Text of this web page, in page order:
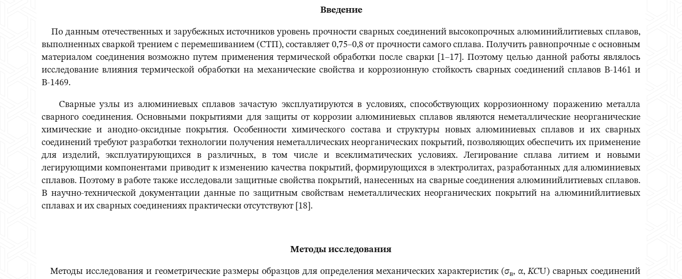
Введение
По данным отечественных и зарубежных источников уровень прочности сварных соединений высокопрочных алюминийлитиевых сплавов,
выполненных сваркой трением с перемешиванием (СТП), составляет 0,75–0,8 от прочности самого сплава. Получить равнопрочные с основным
материалом соединения возможно путем применения термической обработки после сварки [1–17]. Поэтому целью данной работы являлось
исследование влияния термической обработки на механические свойства и коррозионную стойкость сварных соединений сплавов В-1461 и
В-1469.
Сварные узлы из алюминиевых сплавов зачастую эксплуатируются в условиях, способствующих коррозионному поражению металла
сварного соединения. Основными покрытиями для защиты от коррозии алюминиевых сплавов являются неметаллические неорганические
химические и анодно-оксидные покрытия. Особенности химического состава и структуры новых алюминиевых сплавов и их сварных
соединений требуют разработки технологии получения неметаллических неорганических покрытий, позволяющих обеспечить их применение
для изделий, эксплуатирующихся в различных, в том числе и всеклиматических условиях. Легирование сплава литием и новыми
легирующими компонентами приводит к изменению качества покрытий, формирующихся в электролитах, разработанных для алюминиевых
сплавов. Поэтому в работе также исследовали защитные свойства покрытий, нанесенных на сварные соединения алюминийлитиевых сплавов.
В научно-технической документации данные по защитным свойствам неметаллических неорганических покрытий на алюминийлитиевых
сплавах и их сварных соединениях практически отсутствуют [18].
Методы исследования
Методы исследования и геометрические размеры образцов для определения механических характеристик (σв, α,KCU) сварных соединений